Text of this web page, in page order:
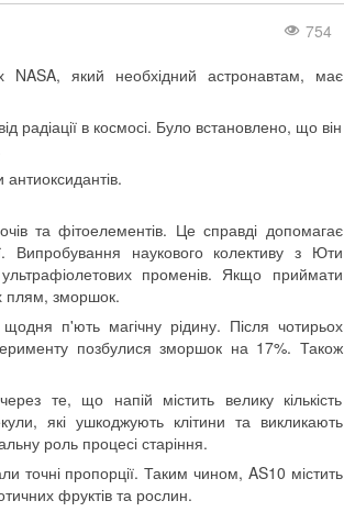
754
NASA, який необхідний астронавтам, має
радіації в космосі. Було встановлено, що він
та фітоелементів. Це справді допомагає
Випробування наукового колективу з Юти
променів. Якщо приймати
плям, зморшок.
п'ють магічну рідину. Після чотирьох
позбулися зморшок на 17%. Також
те, що напій містить велику кількість
які ушкоджують клітини та викликають
роль процесі старіння.
точні пропорції. Таким чином, AS10 містить
фруктів та рослин.